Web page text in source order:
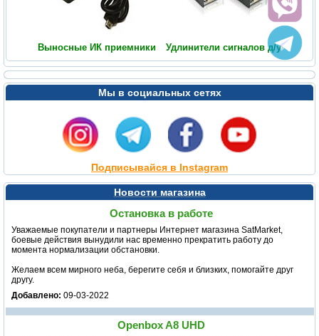
Выносные ИК приемники Удлинители сигналов д/у
Мы в социальных сетях
Подписывайся в Instagram
Новости магазина
Остановка в работе
Уважаемые покупатели и партнеры Интернет магазина SatMarket,
боевые действия вынудили нас временно прекратить работу до
момента нормализации обстановки.
Желаем всем мирного неба, берегите себя и близких, помогайте друг
другу.
Добавлено: 09-03-2022
Openbox A8 UHD